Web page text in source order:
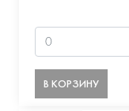
В КОРЗИНУ